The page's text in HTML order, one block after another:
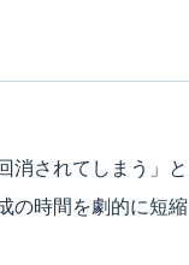
消されてしまう」と
の時間を劇的に短縮